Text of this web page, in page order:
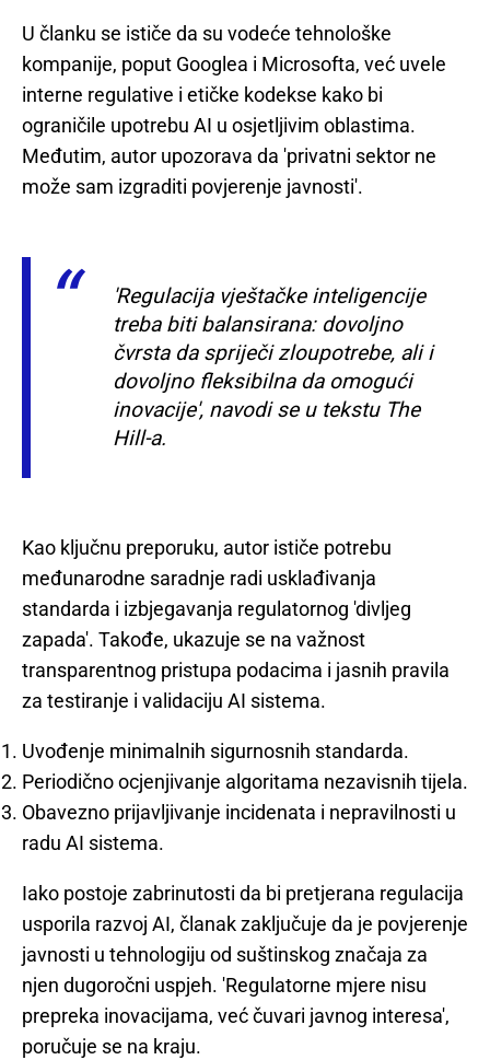
U članku se ističe da su vodeće tehnološke
kompanije, poput Googlea i Microsofta, već uvele
interne regulative i etičke kodekse kako bi
ograničile upotrebu AI u osjetljivim oblastima.
Međutim, autor upozorava da 'privatni sektor ne
može sam izgraditi povjerenje javnosti'.
'Regulacija vještačke inteligencije
treba biti balansirana: dovoljno
čvrsta da spriječi zloupotrebe, ali i
dovoljno fleksibilna da omogući
inovacije', navodi se u tekstu The
Hill-a.
Kao ključnu preporuku, autor ističe potrebu
međunarodne saradnje radi usklađivanja
standarda i izbjegavanja regulatornog 'divljeg
zapada'. Takođe, ukazuje se na važnost
transparentnog pristupa podacima i jasnih pravila
za testiranje i validaciju AI sistema.
Uvođenje minimalnih sigurnosnih standarda.
Periodično ocjenjivanje algoritama nezavisnih tijela.
Obavezno prijavljivanje incidenata i nepravilnosti u
radu AI sistema.
Iako postoje zabrinutosti da bi pretjerana regulacija
usporila razvoj AI, članak zaključuje da je povjerenje
javnosti u tehnologiju od suštinskog značaja za
njen dugoročni uspjeh. 'Regulatorne mjere nisu
prepreka inovacijama, već čuvari javnog interesa',
poručuje se na kraju.